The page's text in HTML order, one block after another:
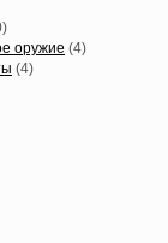
оружие (4)
(4)